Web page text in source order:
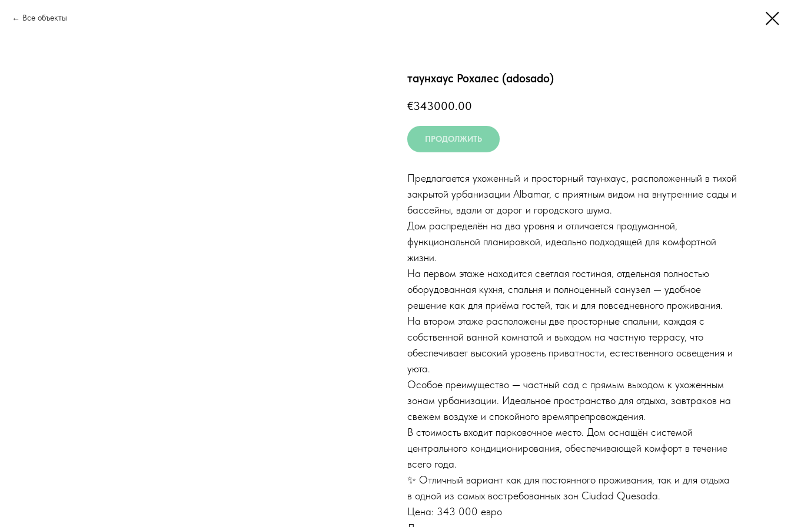
Все объекты
таунхаус Рохалес (adosado)
€343000.00
ПРОДОЛЖИТЬ
Предлагается ухоженный и просторный таунхаус, расположенный в тихой
закрытой урбанизации Albamar, с приятным видом на внутренние сады и
бассейны, вдали от дорог и городского шума.
Дом распределён на два уровня и отличается продуманной,
функциональной планировкой, идеально подходящей для комфортной
жизни.
На первом этаже находится светлая гостиная, отдельная полностью
оборудованная кухня, спальня и полноценный санузел — удобное
решение как для приёма гостей, так и для повседневного проживания.
На втором этаже расположены две просторные спальни, каждая с
собственной ванной комнатой и выходом на частную террасу, что
обеспечивает высокий уровень приватности, естественного освещения и
уюта.
Особое преимущество — частный сад с прямым выходом к ухоженным
зонам урбанизации. Идеальное пространство для отдыха, завтраков на
свежем воздухе и спокойного времяпрепровождения.
В стоимость входит парковочное место. Дом оснащён системой
центрального кондиционирования, обеспечивающей комфорт в течение
всего года.
✨ Отличный вариант как для постоянного проживания, так и для отдыха
в одной из самых востребованных зон Ciudad Quesada.
Цена: 343 000 евро